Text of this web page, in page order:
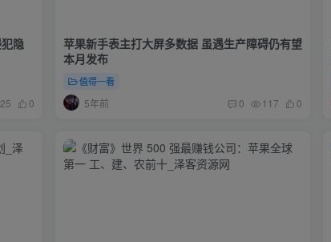
隐
0
苹果新手表主打大屏多数据 虽遇生产障碍仍有望
本月发布
值得一看
5年前 0 117 0